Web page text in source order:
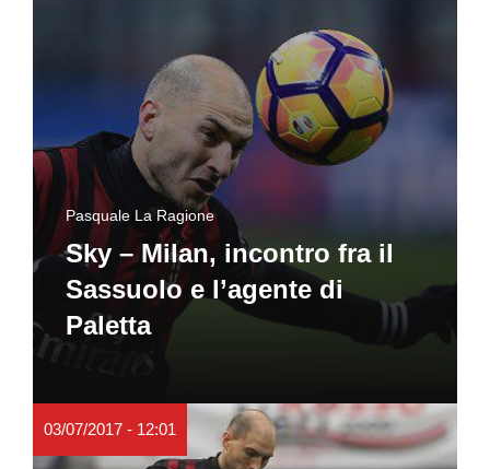
Pasquale La Ragione
Sky – Milan, incontro fra il
Sassuolo e l’agente di
Paletta
03/07/2017 - 12:01